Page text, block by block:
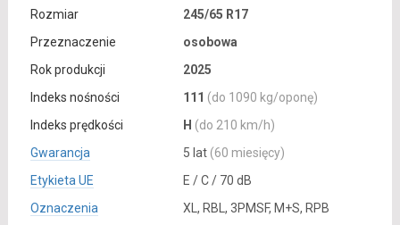
Rozmiar
245/65 R17
Przeznaczenie
osobowa
Rok produkcji
2025
Indeks nośności
111 (do 1090 kg/oponę)
Indeks prędkości
H (do 210 km/h)
Gwarancja
5 lat (60 miesięcy)
Etykieta UE
E / C / 70 dB
Oznaczenia
XL, RBL, 3PMSF, M+S, RPB